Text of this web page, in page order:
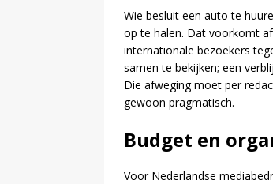
Wie besluit een auto te
op te halen. Dat voorkomt
internationale bezoekers
samen te bekijken; een
Die afweging moet per
gewoon pragmatisch.
Budget en
Voor Nederlandse